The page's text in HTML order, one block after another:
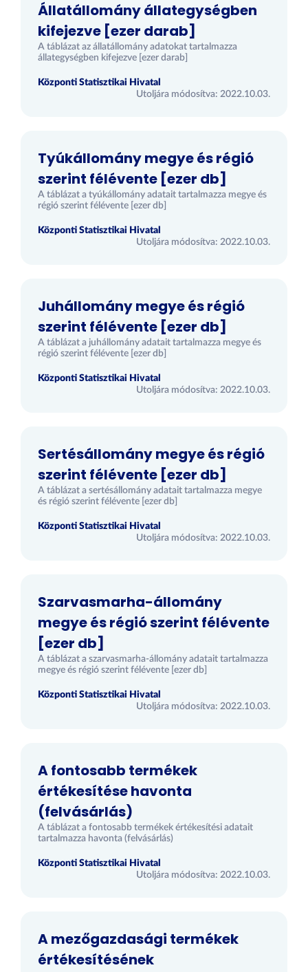
Állatállomány állategységben
kifejezve [ezer darab]
A táblázat az állatállomány adatokat tartalmazza
állategységben kifejezve [ezer darab]
Központi Statisztikai Hivatal
Utoljára módosítva: 2022.10.03.
Tyúkállomány megye és régió
szerint félévente [ezer db]
A táblázat a tyúkállomány adatait tartalmazza megye és
régió szerint félévente [ezer db]
Központi Statisztikai Hivatal
Utoljára módosítva: 2022.10.03.
Juhállomány megye és régió
szerint félévente [ezer db]
A táblázat a juhállomány adatait tartalmazza megye és
régió szerint félévente [ezer db]
Központi Statisztikai Hivatal
Utoljára módosítva: 2022.10.03.
Sertésállomány megye és régió
szerint félévente [ezer db]
A táblázat a sertésállomány adatait tartalmazza megye
és régió szerint félévente [ezer db]
Központi Statisztikai Hivatal
Utoljára módosítva: 2022.10.03.
Szarvasmarha-állomány
megye és régió szerint félévente
[ezer db]
A táblázat a szarvasmarha-állomány adatait tartalmazza
megye és régió szerint félévente [ezer db]
Központi Statisztikai Hivatal
Utoljára módosítva: 2022.10.03.
A fontosabb termékek
értékesítése havonta
(felvásárlás)
A táblázat a fontosabb termékek értékesítési adatait
tartalmazza havonta (felvásárlás)
Központi Statisztikai Hivatal
Utoljára módosítva: 2022.10.03.
A mezőgazdasági termékek
értékesítésének